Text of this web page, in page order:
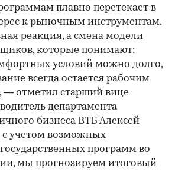
плавно перетекает в
к рыночным инструментам.
реакция, а смена модели
которые понимают:
условий можно долго,
всегда остается рабочим
— отметил старший вице-
департамента
бизнеса ВТБ Алексей
учетом возможных
программ во
мы прогнозируем итоговый